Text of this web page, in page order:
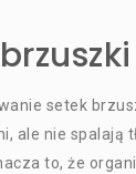
setek
ale nie spalają
to, że